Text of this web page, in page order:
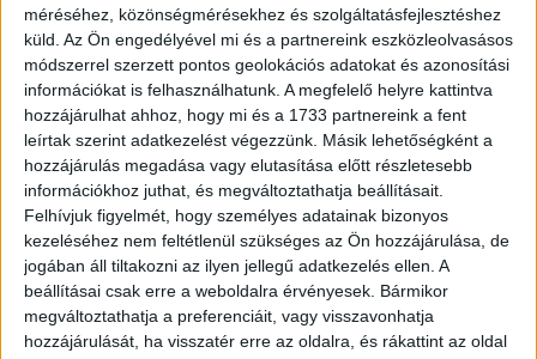
méréséhez, közönségmérésekhez és szolgáltatásfejlesztéshez
küld. Az Ön engedélyével mi és a partnereink eszközleolvasásos
módszerrel szerzett pontos geolokációs adatokat és azonosítási
információkat is felhasználhatunk. A megfelelő helyre kattintva
hozzájárulhat ahhoz, hogy mi és a 1733 partnereink a fent
leírtak szerint adatkezelést végezzünk. Másik lehetőségként a
hozzájárulás megadása vagy elutasítása előtt részletesebb
információkhoz juthat, és megváltoztathatja beállításait.
Felhívjuk figyelmét, hogy személyes adatainak bizonyos
kezeléséhez nem feltétlenül szükséges az Ön hozzájárulása, de
jogában áll tiltakozni az ilyen jellegű adatkezelés ellen. A
beállításai csak erre a weboldalra érvényesek. Bármikor
megváltoztathatja a preferenciáit, vagy visszavonhatja
hozzájárulását, ha visszatér erre az oldalra, és rákattint az oldal
Sok lépéssel a kisebb lábnyomért!
Az október 28-i terepfutásra nevezők két különböző távon
– 21 és 31 kilométer – mérettethetik meg magukat, míg a
túrázók korosztálytól függetlenül 9, 21 és 31 kilométeres
útvonalakon szemétszedéssel egybekötött
természetjárással tehetnek a Pilis tisztaságáért. A
hulladékgyűjtésben közreműködő túrázók között értékes
nyereményeket sorsol ki a BSI a Continental
felajánlásának köszönhetően.